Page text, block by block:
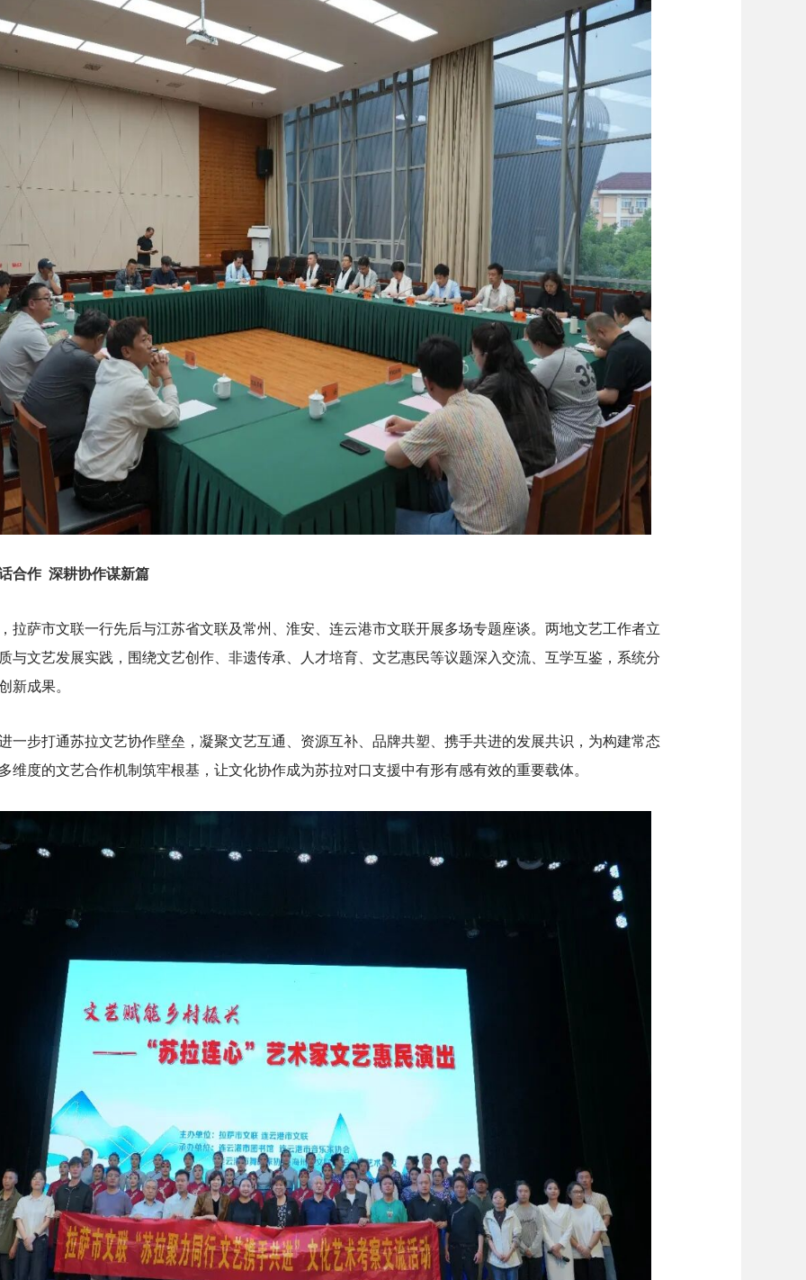
合作 深耕协作谋新篇
拉萨市文联一行先后与江苏省文联及常州、淮安、连云港市文联开展多场专题座谈。两地文艺工作者立
与文艺发展实践，围绕文艺创作、非遗传承、人才培育、文艺惠民等议题深入交流、互学互鉴，系统分
新成果。
一步打通苏拉文艺协作壁垒，凝聚文艺互通、资源互补、品牌共塑、携手共进的发展共识，为构建常态
维度的文艺合作机制筑牢根基，让文化协作成为苏拉对口支援中有形有感有效的重要载体。